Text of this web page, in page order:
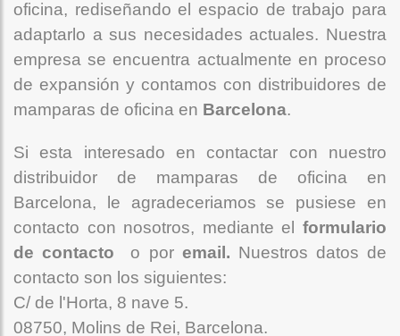
oficina, rediseñando el espacio de trabajo para
adaptarlo a sus necesidades actuales. Nuestra
empresa se encuentra actualmente en proceso
de expansión y contamos con distribuidores de
mamparas de oficina en Barcelona.
Si esta interesado en contactar con nuestro
distribuidor de mamparas de oficina en
Barcelona, le agradeceriamos se pusiese en
contacto con nosotros, mediante el formulario
de contacto o por email. Nuestros datos de
contacto son los siguientes:
C/ de l'Horta, 8 nave 5.
08750, Molins de Rei, Barcelona.